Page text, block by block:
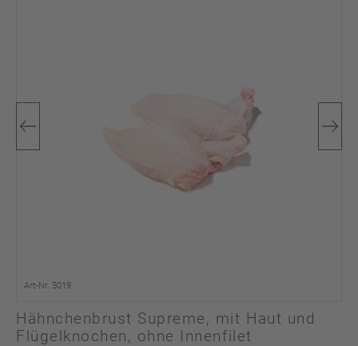
Art-Nr. 5019
Hähnchenbrust Supreme, mit Haut und
Flügelknochen, ohne Innenfilet